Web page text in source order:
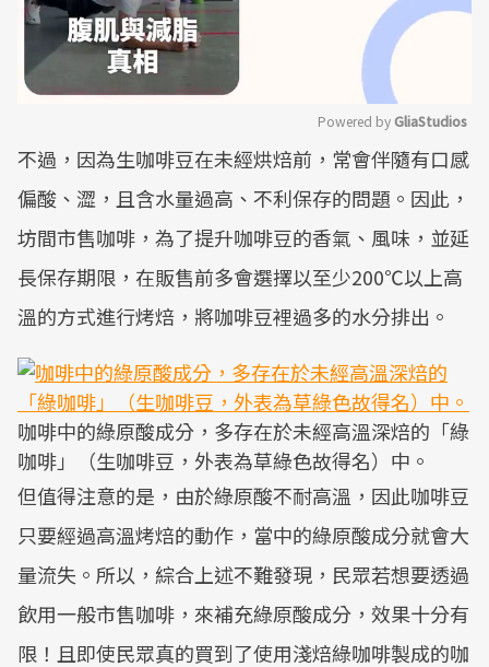
Mute
Powered by GliaStudios
不過，因為生咖啡豆在未經烘焙前，常會伴隨有口感
偏酸、澀，且含水量過高、不利保存的問題。因此，
坊間市售咖啡，為了提升咖啡豆的香氣、風味，並延
長保存期限，在販售前多會選擇以至少200℃以上高
溫的方式進行烤焙，將咖啡豆裡過多的水分排出。
咖啡中的綠原酸成分，多存在於未經高溫深焙的「綠
咖啡」（生咖啡豆，外表為草綠色故得名）中。
但值得注意的是，由於綠原酸不耐高溫，因此咖啡豆
只要經過高溫烤焙的動作，當中的綠原酸成分就會大
量流失。所以，綜合上述不難發現，民眾若想要透過
飲用一般市售咖啡，來補充綠原酸成分，效果十分有
限！且即使民眾真的買到了使用淺焙綠咖啡製成的咖